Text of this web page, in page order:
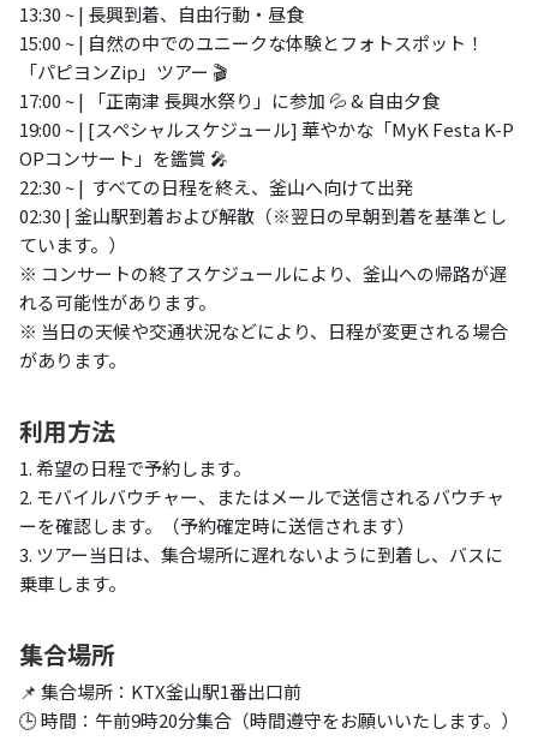
13:30 ~ | 長興到着、自由行動・昼食
15:00 ~ | 自然の中でのユニークな体験とフォトスポット！
「パピヨンZip」ツアー 🎬
17:00 ~ | 「正南津 長興水祭り」に参加 💦 & 自由夕食
19:00 ~ | [スペシャルスケジュール] 華やかな「MyK Festa K-P
OPコンサート」を鑑賞 🎤
22:30 ~ | すべての日程を終え、釜山へ向けて出発
02:30 | 釜山駅到着および解散（※翌日の早朝到着を基準とし
ています。）
※ コンサートの終了スケジュールにより、釜山への帰路が遅
れる可能性があります。
※ 当日の天候や交通状況などにより、日程が変更される場合
があります。
利用方法
1. 希望の日程で予約します。
2. モバイルバウチャー、またはメールで送信されるバウチャ
ーを確認します。（予約確定時に送信されます）
3. ツアー当日は、集合場所に遅れないように到着し、バスに
乗車します。
集合場所
📌 集合場所：KTX釜山駅1番出口前
🕒 時間：午前9時20分集合（時間遵守をお願いいたします。）